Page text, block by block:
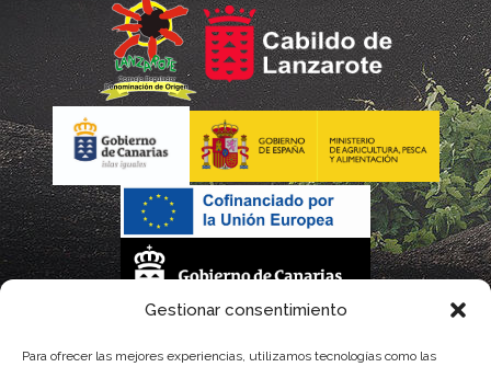
Gestionar consentimiento
Para ofrecer las mejores experiencias, utilizamos tecnologías como las